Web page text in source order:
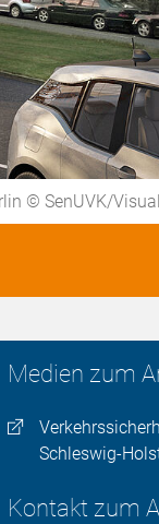
© SenUVK/
Medien zum
Schleswig-
Kontakt zum